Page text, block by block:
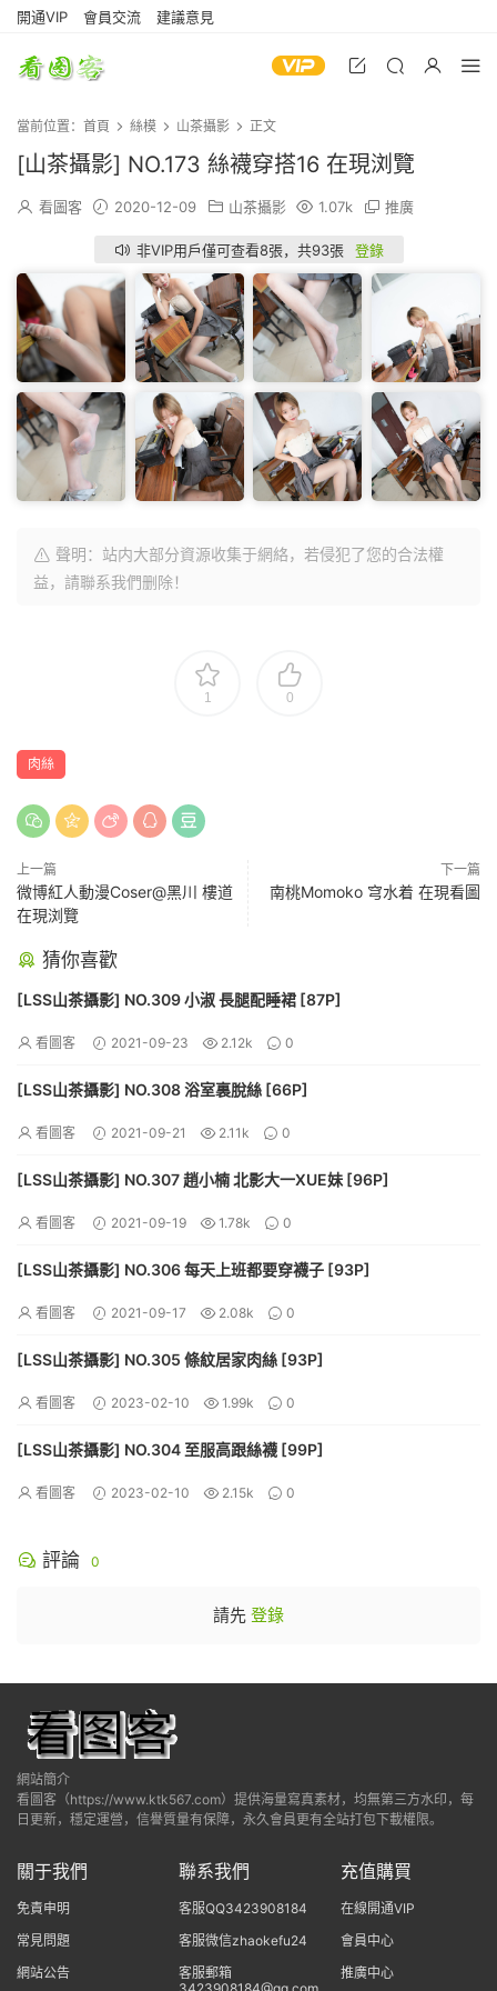
開通VIP 會員交流 建議意見
當前位置： 首頁 絲模 山茶攝影 正文
[山茶攝影] NO.173 絲襪穿搭16 在現浏覽
看圖客 2020-12-09 山茶攝影 1.07k 推廣
非VIP用戶僅可查看8張，共93張 登錄
聲明：站内大部分資源收集于網絡，若侵犯了您的合法權
益，請聯系我們删除！
1 0
肉絲
上一篇
微博紅人動漫Coser@黑川 樓道
在現浏覽
下一篇
南桃Momoko 穹水着 在現看圖
猜你喜歡
[LSS山茶攝影] NO.309 小淑 長腿配睡裙 [87P]
看圖客 2021-09-23 2.12k 0
[LSS山茶攝影] NO.308 浴室裏脫絲 [66P]
看圖客 2021-09-21 2.11k 0
[LSS山茶攝影] NO.307 趙小楠 北影大一XUE妹 [96P]
看圖客 2021-09-19 1.78k 0
[LSS山茶攝影] NO.306 每天上班都要穿襪子 [93P]
看圖客 2021-09-17 2.08k 0
[LSS山茶攝影] NO.305 條紋居家肉絲 [93P]
看圖客 2023-02-10 1.99k 0
[LSS山茶攝影] NO.304 至服高跟絲襪 [99P]
看圖客 2023-02-10 2.15k 0
評論 0
請先 登錄
網站簡介
看圖客（https://www.ktk567.com）提供海量寫真素材，均無第三方水印，每
日更新，穩定運營，信譽質量有保障，永久會員更有全站打包下載權限。
關于我們
免責申明
常見問題
網站公告
聯系我們
客服QQ3423908184
客服微信zhaokefu24
客服郵箱
充值購買
在線開通VIP
會員中心
推廣中心